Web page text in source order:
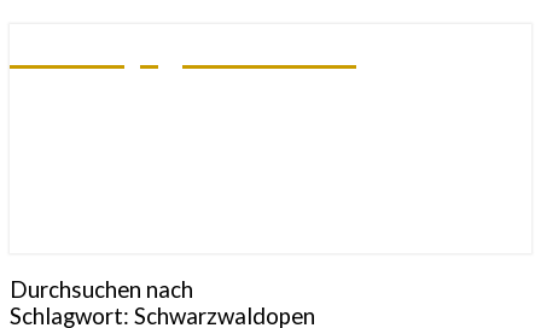
Durchsuchen nach
Schlagwort: Schwarzwaldopen